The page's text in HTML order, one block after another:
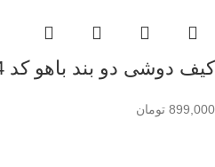
کیف دوشی دو بند باهو کد 3644
899,000 تومان